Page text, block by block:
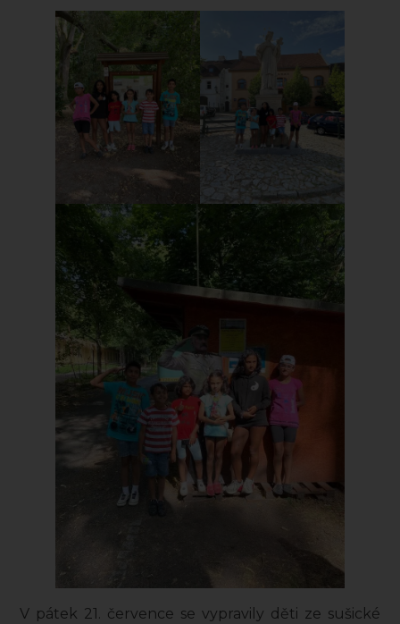
V pátek 21. července se vypravily děti ze sušické